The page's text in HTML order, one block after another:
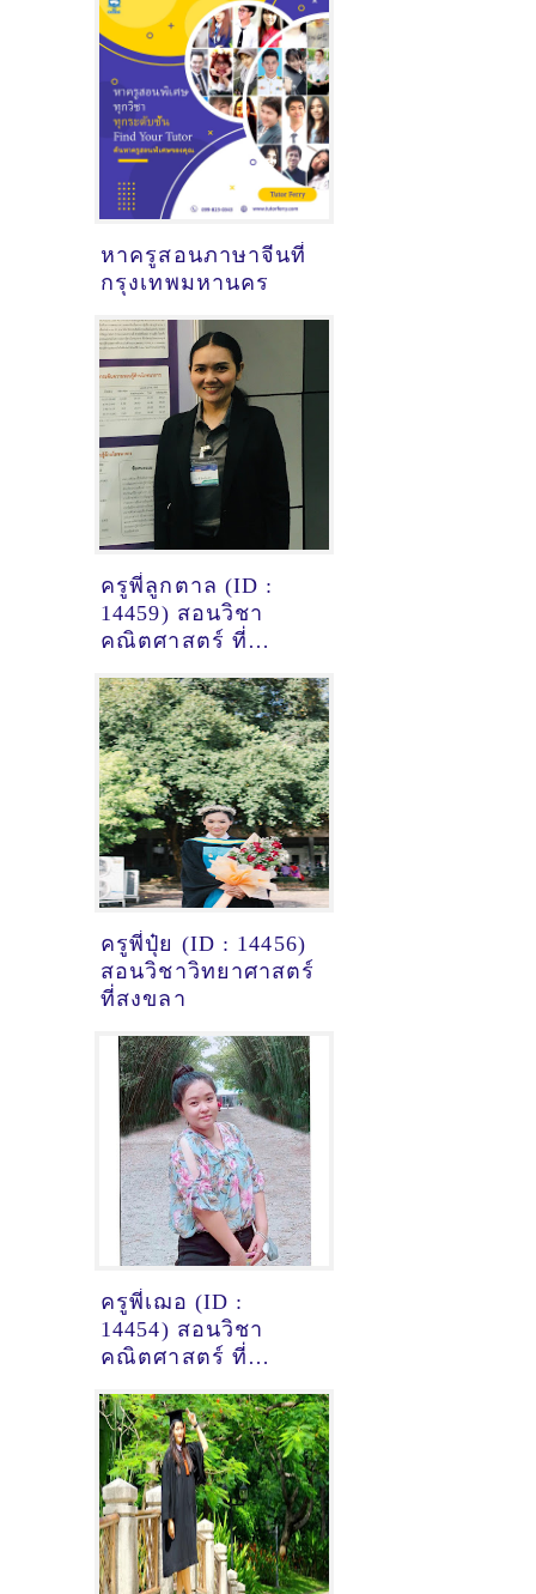
หาครูสอนภาษาจีนที่
กรุงเทพมหานคร
ครูพี่ลูกตาล (ID :
14459) สอนวิชา
คณิตศาสตร์ ที่
ครูพี่ปุ๋ย (ID : 14456)
สอนวิชาวิทยาศาสตร์
ที่สงขลา
ครูพี่เฌอ (ID :
14454) สอนวิชา
คณิตศาสตร์ ที่